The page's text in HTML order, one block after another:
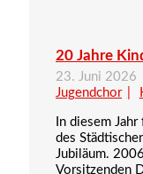
20 Jahre
23. Juni 2026
Jugendchor
In diesem
des
Jubiläum.
Vorsitzenden